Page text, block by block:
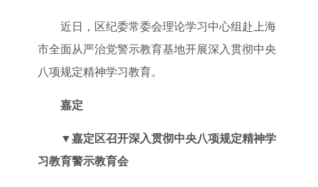
近日，区纪委常委会理论学习中心组赴上海
市全面从严治党警示教育基地开展深入贯彻中央
八项规定精神学习教育。
嘉定
▼嘉定区召开深入贯彻中央八项规定精神学
习教育警示教育会